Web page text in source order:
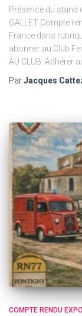
Présence du stand
GALLET Compte
France dans
abonner au Club
AU CLUB: Adhérer
ParJacques
COMPTE RENDU